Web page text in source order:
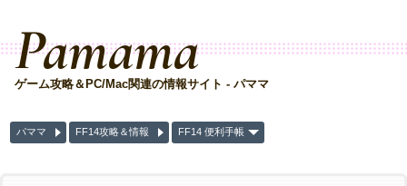
Pamama
ゲーム攻略＆PC/Mac関連の情報サイト - パママ
パママ FF14攻略＆情報 FF14 便利手帳